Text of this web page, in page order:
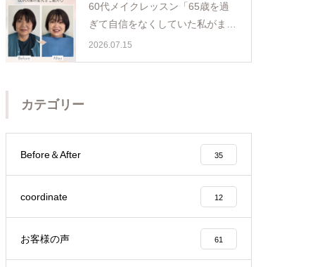
60代メイクレッスン「65歳を過
ぎて自信をなくしていた私がまた
少し前を向けました☺️埼玉・ふじ
み野
2026.07.15
カテゴリー
Before＆After 35
coordinate 12
お客様の声 61